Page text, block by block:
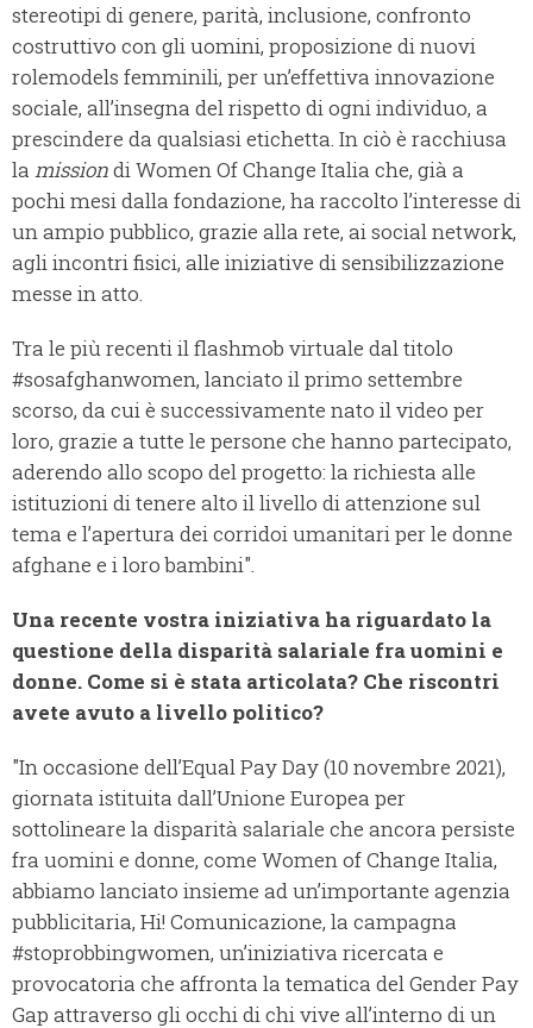
stereotipi di genere, parità, inclusione, confronto
costruttivo con gli uomini, proposizione di nuovi
rolemodels femminili, per un’effettiva innovazione
sociale, all’insegna del rispetto di ogni individuo, a
prescindere da qualsiasi etichetta. In ciò è racchiusa
la missiondi Women Of Change Italia che, già a
pochi mesi dalla fondazione, ha raccolto l’interesse di
un ampio pubblico, grazie alla rete, ai social network,
agli incontri fisici, alle iniziative di sensibilizzazione
messe in atto.
Tra le più recenti il flashmob virtuale dal titolo
#sosafghanwomen, lanciato il primo settembre
scorso, da cui è successivamente nato il video per
loro, grazie a tutte le persone che hanno partecipato,
aderendo allo scopo del progetto: la richiesta alle
istituzioni di tenere alto il livello di attenzione sul
tema e l’apertura dei corridoi umanitari per le donne
afghane e i loro bambini".
Una recente vostra iniziativa ha riguardato la
questione della disparità salariale fra uomini e
donne. Come si è stata articolata? Che riscontri
avete avuto a livello politico?
"In occasione dell’Equal Pay Day (10 novembre 2021),
giornata istituita dall’Unione Europea per
sottolineare la disparità salariale che ancora persiste
fra uomini e donne, come Women of Change Italia,
abbiamo lanciato insieme ad un’importante agenzia
pubblicitaria, Hi! Comunicazione, la campagna
#stoprobbingwomen, un’iniziativa ricercata e
provocatoria che affronta la tematica del Gender Pay
Gap attraverso gli occhi di chi vive all’interno di un